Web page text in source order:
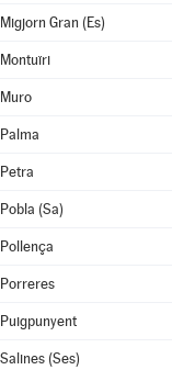
Migjorn Gran (Es)
Montuïri
Muro
Palma
Petra
Pobla (Sa)
Pollença
Porreres
Puigpunyent
Salines (Ses)